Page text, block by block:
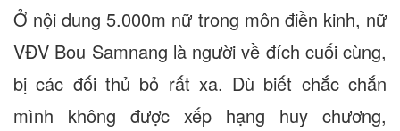
Ở nội dung 5.000m nữ trong môn điền kinh, nữ
VĐV Bou Samnang là người về đích cuối cùng,
bị các đối thủ bỏ rất xa. Dù biết chắc chắn
mình không được xếp hạng huy chương,